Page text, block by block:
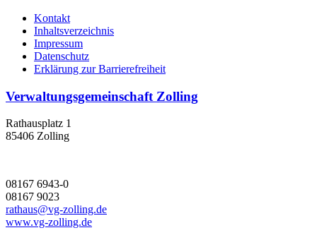
Kontakt
Inhaltsverzeichnis
Impressum
Datenschutz
Erklärung zur Barrierefreiheit
Verwaltungsgemeinschaft Zolling
Rathausplatz 1
85406 Zolling
08167 6943-0
08167 9023
rathaus@vg-zolling.de
www.vg-zolling.de